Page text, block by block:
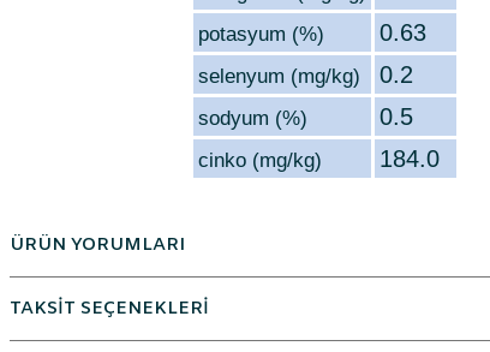
potasyum (%) 0.63
selenyum (mg/kg) 0.2
sodyum (%) 0.5
cinko (mg/kg) 184.0
ÜRÜN YORUMLARI
TAKSİT SEÇENEKLERİ